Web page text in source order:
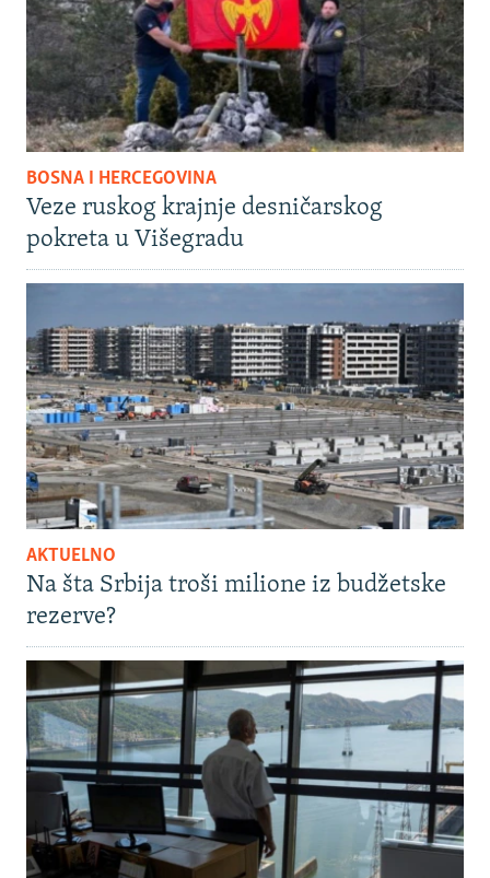
BOSNA I HERCEGOVINA
Veze ruskog krajnje desničarskog
pokreta u Višegradu
AKTUELNO
Na šta Srbija troši milione iz budžetske
rezerve?